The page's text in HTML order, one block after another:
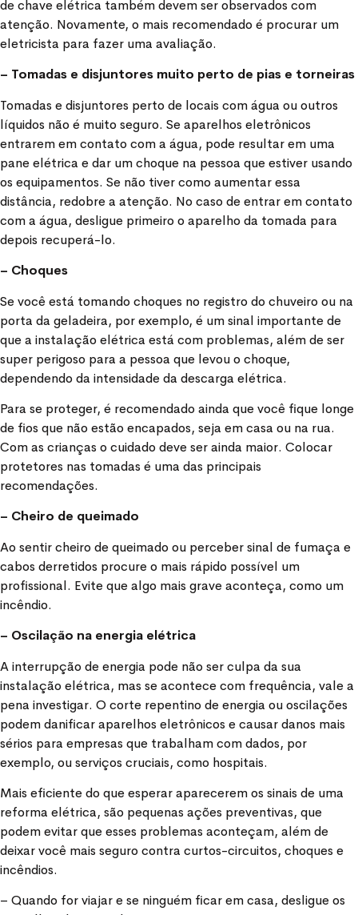
de chave elétrica também devem ser observados com
atenção. Novamente, o mais recomendado é procurar um
eletricista para fazer uma avaliação.
– Tomadas e disjuntores muito perto de pias e torneiras
Tomadas e disjuntores perto de locais com água ou outros
líquidos não é muito seguro. Se aparelhos eletrônicos
entrarem em contato com a água, pode resultar em uma
pane elétrica e dar um choque na pessoa que estiver usando
os equipamentos. Se não tiver como aumentar essa
distância, redobre a atenção. No caso de entrar em contato
com a água, desligue primeiro o aparelho da tomada para
depois recuperá-lo.
– Choques
Se você está tomando choques no registro do chuveiro ou na
porta da geladeira, por exemplo, é um sinal importante de
que a instalação elétrica está com problemas, além de ser
super perigoso para a pessoa que levou o choque,
dependendo da intensidade da descarga elétrica.
Para se proteger, é recomendado ainda que você fique longe
de fios que não estão encapados, seja em casa ou na rua.
Com as crianças o cuidado deve ser ainda maior. Colocar
protetores nas tomadas é uma das principais
recomendações.
– Cheiro de queimado
Ao sentir cheiro de queimado ou perceber sinal de fumaça e
cabos derretidos procure o mais rápido possível um
profissional. Evite que algo mais grave aconteça, como um
incêndio.
– Oscilação na energia elétrica
A interrupção de energia pode não ser culpa da sua
instalação elétrica, mas se acontece com frequência, vale a
pena investigar. O corte repentino de energia ou oscilações
podem danificar aparelhos eletrônicos e causar danos mais
sérios para empresas que trabalham com dados, por
exemplo, ou serviços cruciais, como hospitais.
Mais eficiente do que esperar aparecerem os sinais de uma
reforma elétrica, são pequenas ações preventivas, que
podem evitar que esses problemas aconteçam, além de
deixar você mais seguro contra curtos-circuitos, choques e
incêndios.
– Quando for viajar e se ninguém ficar em casa, desligue os